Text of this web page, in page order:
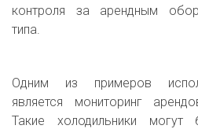
контроля за арендным
типа.
Одним из примеров
является мониторинг
Такие холодильники